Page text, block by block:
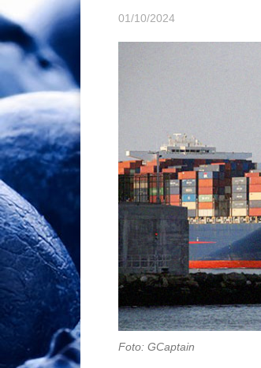
01/10/2024
Foto: GCaptain